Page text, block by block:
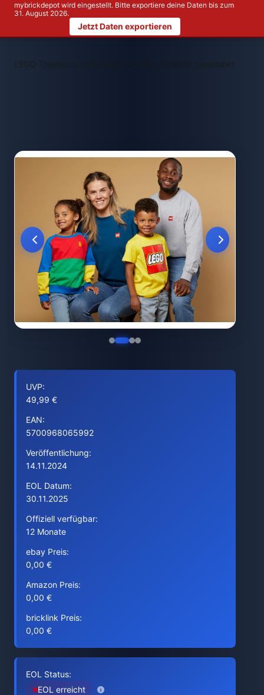
mybrickdepot wird eingestellt. Bitte exportiere deine Daten bis zum
31. August 2026.
Jetzt Daten exportieren
LEGO Themen > LEGO 5009100 Sweatshirt in
UVP:
49,99 €
EAN:
5700968065992
Veröffentlichung:
14.11.2024
EOL Datum:
30.11.2025
Offiziell verfügbar:
12 Monate
ebay Preis:
0,00 €
Amazon Preis:
0,00 €
bricklink Preis:
0,00 €
EOL Status:
EOL erreicht